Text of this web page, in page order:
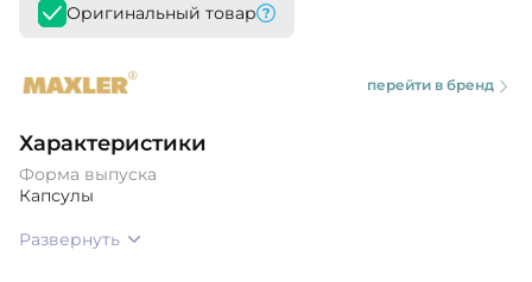
Оригинальный товар
перейти в бренд
Характеристики
Форма выпуска
Капсулы
Развернуть